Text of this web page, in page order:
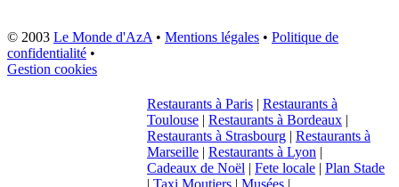
© 2003 Le Monde d'AzA• Mentions légales • Politique de
confidentialité •
Gestion cookies
Restaurants à Paris | Restaurants à
Toulouse | Restaurants à Bordeaux |
Restaurants à Strasbourg | Restaurants à
Marseille | Restaurants à Lyon |
Cadeaux de Noël | Fete locale | Plan Stade